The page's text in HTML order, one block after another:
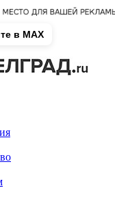
в MAX